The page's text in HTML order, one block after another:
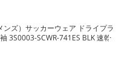
ズ）サッカーウェア ドライプラ
3S0003-SCWR-741ES BLK 速乾